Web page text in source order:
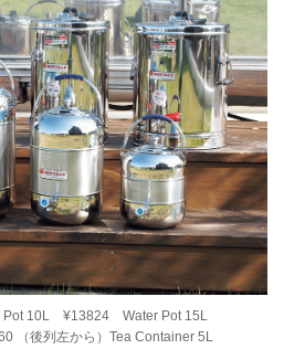
Pot 10L ¥13824 Water Pot 15L
後列左から）Tea Container 5L